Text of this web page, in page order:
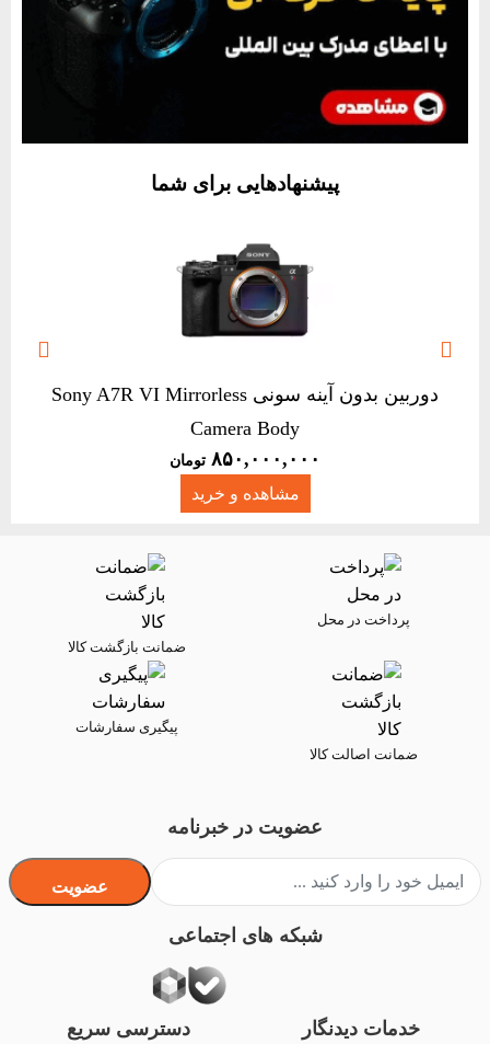
پیشنهادهایی برای شما
دوربین بدون آینه سونی Sony A7R VI Mirrorless
Camera Body
۸۵۰,۰۰۰,۰۰۰ تومان
مشاهده و خرید
 
پرداخت در محل
ضمانت بازگشت کالا
ضمانت اصالت کالا
پیگیری سفارشات
خدمات دیدنگار دسترسی سریع
عضویت در خبرنامه
عضویت
شبکه های اجتماعی